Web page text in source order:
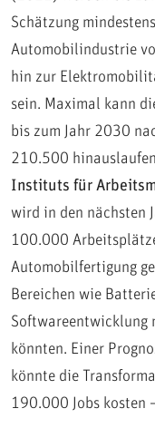
Schätzung
Automobilindustrie
hin zur
sein. Maximal kann
bis zum Jahr 2030
210.500
Instituts für
wird in den nächsten
100.000
Automobilfertigung
Bereichen wie
Softwareentwicklung
könnten. Einer
könnte die
190.000 Jobs kosten